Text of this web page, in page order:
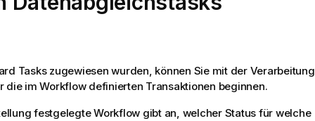
Tasks zugewiesen wurden, können Sie mit der Verarbeitung
die im Workflow definierten Transaktionen beginnen.
festgelegte Workflow gibt an, welcher Status für welche